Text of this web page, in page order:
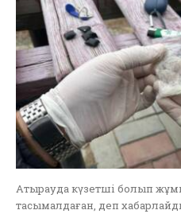
Атырауда күзетші болып
тасымалдаған, деп